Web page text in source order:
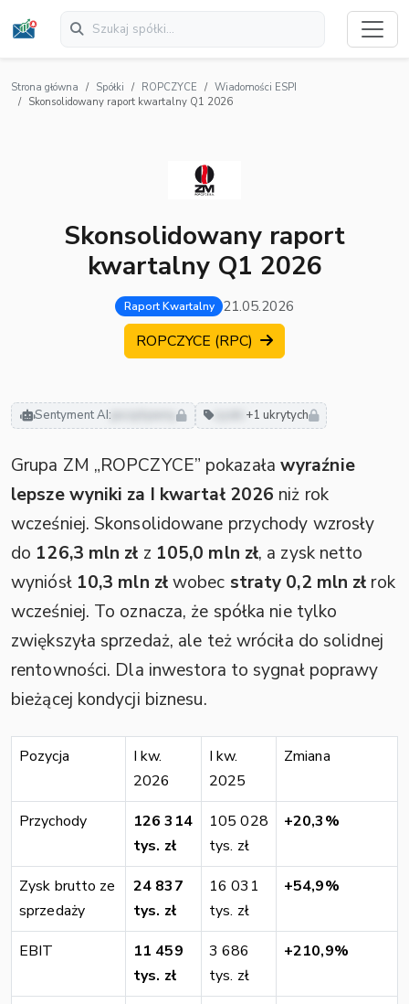
Strona główna Spółki ROPCZYCE
Wiadomości ESPI
Skonsolidowany raport kwartalny Q1 2026
Skonsolidowany raport
kwartalny Q1 2026
Raport Kwartalny 21.05.2026
ROPCZYCE (RPC)
Sentyment AI: pozytywny +1 ukrytych
Grupa ZM „ROPCZYCE” pokazała wyraźnie
lepsze wyniki za I kwartał 2026 niż rok
wcześniej. Skonsolidowane przychody wzrosły
do 126,3 mln zł z 105,0 mln zł, a zysk netto
wyniósł 10,3 mln złwobec straty 0,2 mln zł rok
wcześniej. To oznacza, że spółka nie tylko
zwiększyła sprzedaż, ale też wróciła do solidnej
rentowności. Dla inwestora to sygnał poprawy
bieżącej kondycji biznesu.
Pozycja
I kw.
2026
I kw.
2025
Zmiana
Przychody
126 314
tys. zł
105 028
tys. zł
+20,3%
Zysk brutto ze
sprzedaży
24 837
tys. zł
16 031
tys. zł
+54,9%
EBIT
11 459
tys. zł
3 686
tys. zł
+210,9%